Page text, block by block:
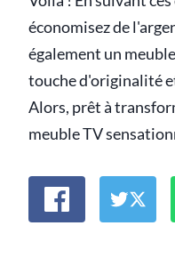
économisez de
également un
touche d'originalité
Alors, prêt à
meuble TV